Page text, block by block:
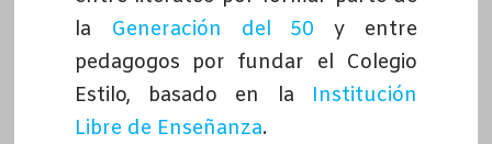
la
Generación del 50 y entre
pedagogos por fundar el Colegio
Estilo, basado en la Institución
Libre de Enseñanza.